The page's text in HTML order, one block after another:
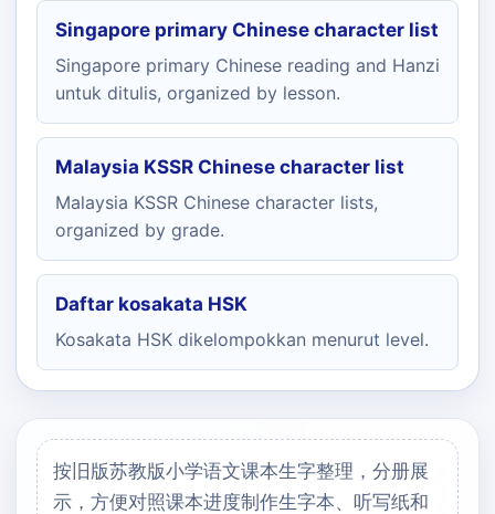
Singapore primary Chinese character list
Singapore primary Chinese reading and Hanzi
untuk ditulis, organized by lesson.
Malaysia KSSR Chinese character list
Malaysia KSSR Chinese character lists,
organized by grade.
Daftar kosakata HSK
Kosakata HSK dikelompokkan menurut level.
按旧版苏教版小学语文课本生字整理，分册展
示，方便对照课本进度制作生字本、听写纸和